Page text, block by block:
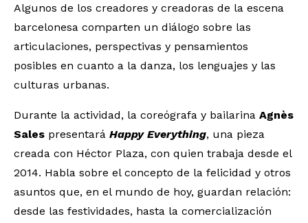
Algunos de los creadores y creadoras de la escena
barcelonesa comparten un diálogo sobre las
articulaciones, perspectivas y pensamientos
posibles en cuanto a la danza, los lenguajes y las
culturas urbanas.
Durante la actividad, la coreógrafa y bailarina Agnès
Sales presentará Happy Everything, una pieza
creada con Héctor Plaza, con quien trabaja desde el
2014. Habla sobre el concepto de la felicidad y otros
asuntos que, en el mundo de hoy, guardan relación:
desde las festividades, hasta la comercialización